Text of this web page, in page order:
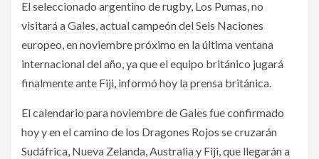
El seleccionado argentino de rugby, Los Pumas, no
visitará a Gales, actual campeón del Seis Naciones
europeo, en noviembre próximo en la última ventana
internacional del año, ya que el equipo británico jugará
finalmente ante Fiji, informó hoy la prensa británica.
El calendario para noviembre de Gales fue confirmado
hoy y en el camino de los Dragones Rojos se cruzarán
Sudáfrica, Nueva Zelanda, Australia y Fiji, que llegarán a